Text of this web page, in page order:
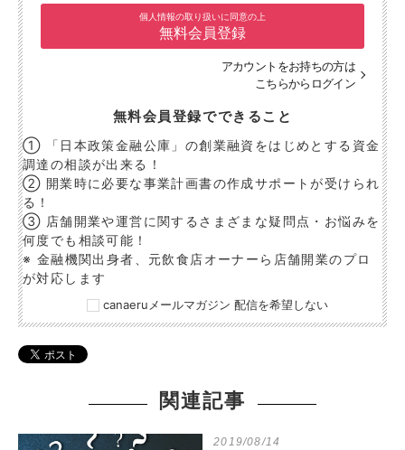
個人情報の取り扱いに同意の上
無料会員登録
アカウントをお持ちの方は
こちらからログイン
無料会員登録でできること
① 「日本政策金融公庫」の創業融資をはじめとする資金
調達の相談が出来る！
② 開業時に必要な事業計画書の作成サポートが受けられ
る！
③ 店舗開業や運営に関するさまざまな疑問点・お悩みを
何度でも相談可能！
※ 金融機関出身者、元飲食店オーナーら店舗開業のプロ
が対応します
canaeruメールマガジン 配信を希望しない
関連記事
2019/08/14